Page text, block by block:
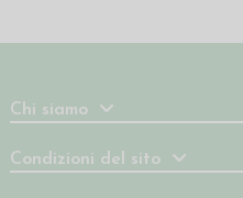
Chi siamo
Condizioni del sito